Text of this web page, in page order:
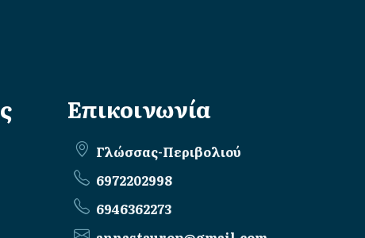
Επικοινωνία
Γλώσσας-Περιβολιού
6972202998
6946362273